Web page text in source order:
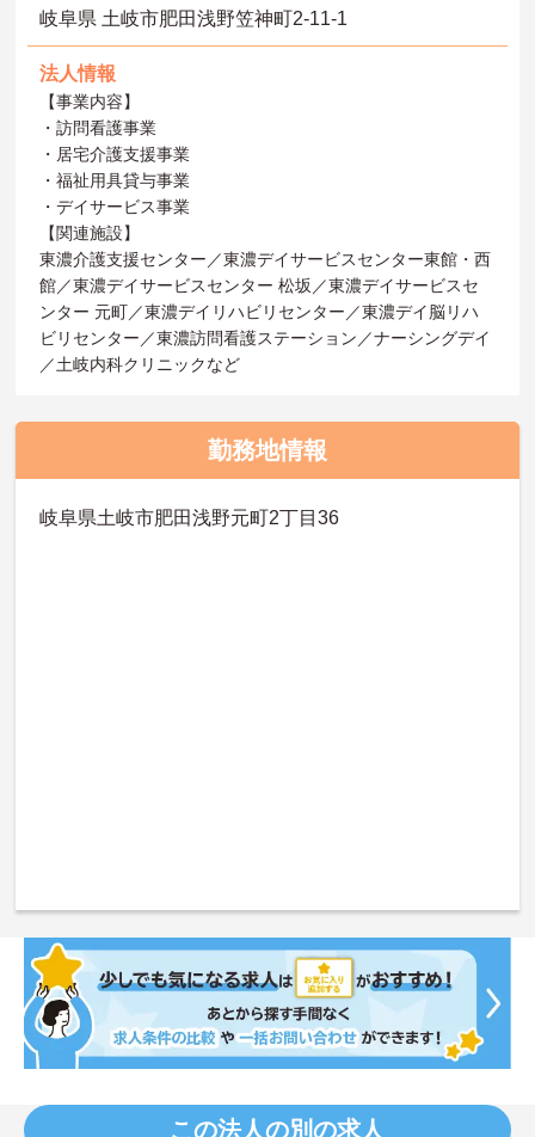
岐阜県 土岐市肥田浅野笠神町2‐11‐1
法人情報
【事業内容】
・訪問看護事業
・居宅介護支援事業
・福祉用具貸与事業
・デイサービス事業
【関連施設】
東濃介護支援センター／東濃デイサービスセンター東館・西
館／東濃デイサービスセンター 松坂／東濃デイサービスセ
ンター 元町／東濃デイリハビリセンター／東濃デイ脳リハ
ビリセンター／東濃訪問看護ステーション／ナーシングデイ
／土岐内科クリニックなど
勤務地情報
岐阜県土岐市肥田浅野元町2丁目36
この法人の別の求人